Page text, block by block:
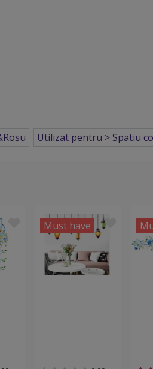
Utilizat pentru > Spatiu
Must have